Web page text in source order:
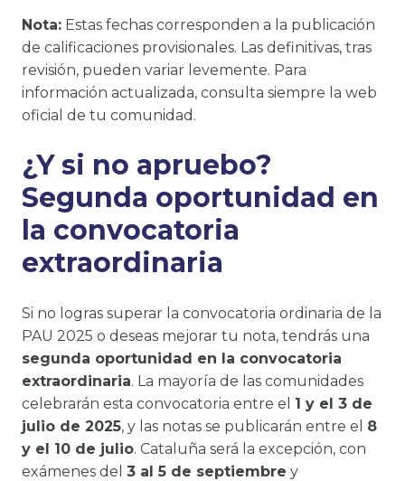
Nota: Estas fechas corresponden a la publicación
de calificaciones provisionales. Las definitivas, tras
revisión, pueden variar levemente. Para
información actualizada, consulta siempre la web
oficial de tu comunidad.
¿Y si no apruebo?
Segunda oportunidad en
la convocatoria
extraordinaria
Si no logras superar la convocatoria ordinaria de la
PAU 2025 o deseas mejorar tu nota, tendrás una
segunda oportunidad en la convocatoria
extraordinaria. La mayoría de las comunidades
celebrarán esta convocatoria entre el 1 y el 3 de
julio de 2025, y las notas se publicarán entre el 8
y el 10 de julio. Cataluña será la excepción, con
exámenes del 3 al 5 de septiembre y